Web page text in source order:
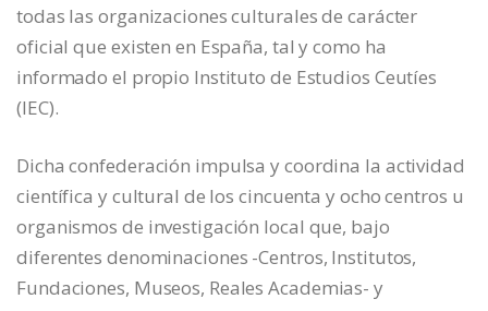
todas las organizaciones culturales de carácter
oficial que existen en España, tal y como ha
informado el propio Instituto de Estudios Ceutíes
(IEC).
Dicha confederación impulsa y coordina la actividad
científica y cultural de los cincuenta y ocho centros u
organismos de investigación local que, bajo
diferentes denominaciones -Centros, Institutos,
Fundaciones, Museos, Reales Academias- y